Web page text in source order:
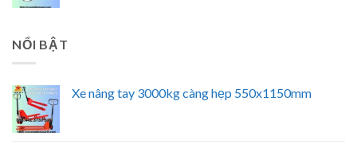
NỔI BẬT
Xe nâng tay 3000kg càng hẹp 550x1150mm